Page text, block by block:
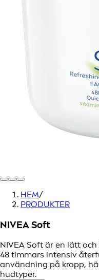
HEM/
PRODUKTER
NIVEA Soft
NIVEA Soft är en lätt
48 timmars intensiv
användning på kropp,
hudtyper.